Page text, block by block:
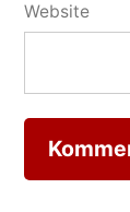
Website